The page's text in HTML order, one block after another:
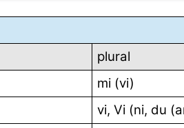
plural
mi (vi)
vi, Vi (ni, du